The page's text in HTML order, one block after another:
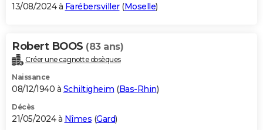
13/08/2024 à Farébersviller(Moselle)
Robert BOOS (83 ans)
Créer une cagnotte obsèques
Naissance
08/12/1940 à Schiltigheim (Bas-Rhin)
Décès
21/05/2024 à Nîmes (Gard)